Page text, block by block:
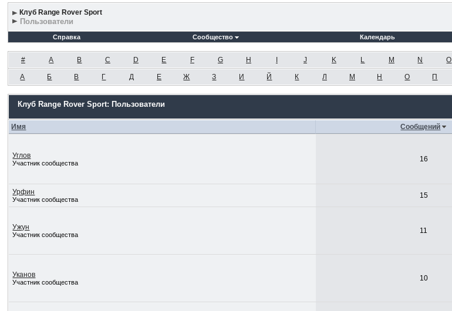
Клуб Range Rover Sport
Пользователи
Справка
Сообщество Календарь
# A B C D E F G H J K L M N O
А Б В Г Д Е Ж З И Й К Л М Н О П
Клуб Range Rover Sport: Пользователи
Имя Сообщений
Углов
Участник сообщества 16
Урфин
Участник сообщества 15
Ужун
Участник сообщества 11
Уканов
Участник сообщества 10